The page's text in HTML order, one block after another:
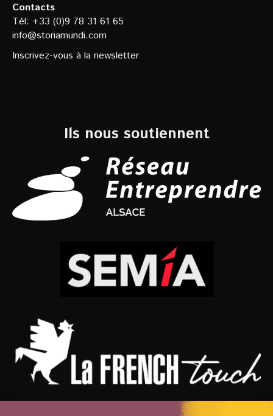
Contacts
Tél: +33 (0)9 78 31 61 65
info@storiamundi.com
Inscrivez-vous à la newsletter
Ils nous soutiennent